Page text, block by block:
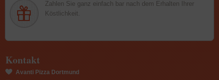
Zahlen Sie ganz einfach bar nach dem Erhalten Ihrer
Köstlichkeit.
Kontakt
Avanti Pizza Dortmund